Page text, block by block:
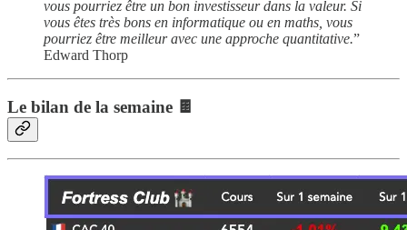
vous pourriez être un bon investisseur dans la valeur. Si
vous êtes très bons en informatique ou en maths, vous
pourriez être meilleur avec une approche quantitative.”
Edward Thorp
Le bilan de la semaine 🍫